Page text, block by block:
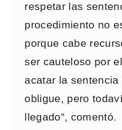
respetar las
procedimiento no
porque cabe
ser cauteloso por
acatar la
obligue, pero
llegado”, comentó.